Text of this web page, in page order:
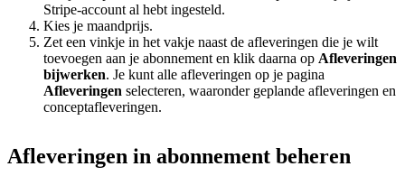
Stripe-account al hebt ingesteld.
Kies je maandprijs.
Zet een vinkje in het vakje naast de afleveringen die je wilt
toevoegen aan je abonnement en klik daarna op Afleveringen
bijwerken. Je kunt alle afleveringen op je pagina
Afleveringen selecteren, waaronder geplande afleveringen en
conceptafleveringen.
Afleveringen in abonnement beheren